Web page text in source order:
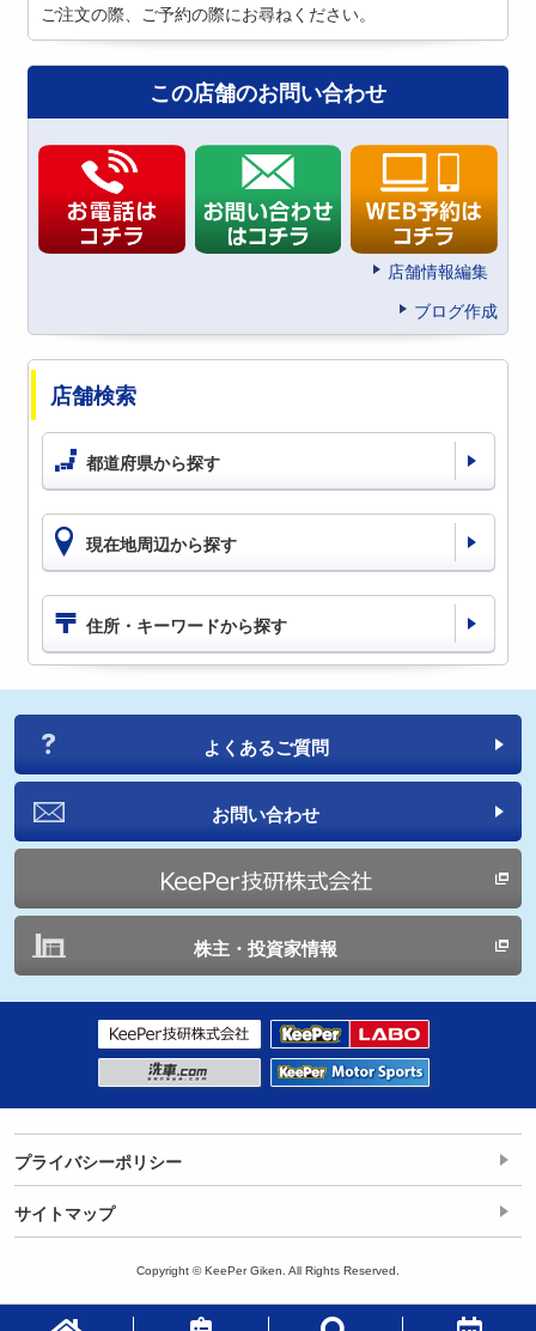
ご注文の際、ご予約の際にお尋ねください。
この店舗のお問い合わせ
店舗情報編集
ブログ作成
店舗検索
都道府県から探す
現在地周辺から探す
住所・キーワードから探す
よくあるご質問
お問い合わせ
株主・投資家情報
プライバシーポリシー
サイトマップ
Copyright © KeePer Giken. All Rights Reserved.